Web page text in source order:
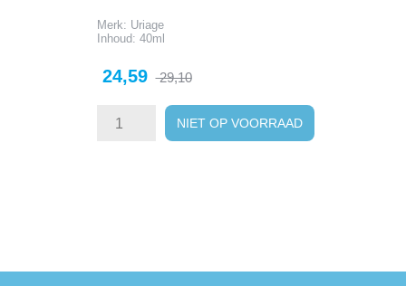
Merk: Uriage
Inhoud: 40ml
Prijs
24,59 Normale
29,10
NIET OP VOORRAAD